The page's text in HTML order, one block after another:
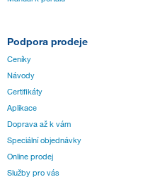
Podpora prodeje
Ceníky
Návody
Certifikáty
Aplikace
Doprava až k vám
Speciální objednávky
Online prodej
Služby pro vás